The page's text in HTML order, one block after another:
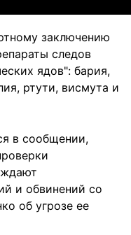
заключению
следов
ядов": бария,
ртути, висмута и
в сообщении,
и обвинений со
об угрозе ее